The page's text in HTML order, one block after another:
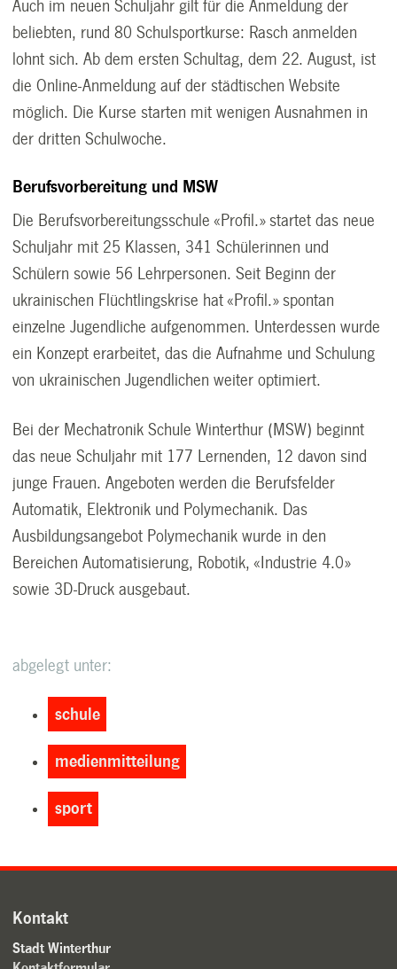
Auch im neuen Schuljahr gilt für die Anmeldung der
beliebten, rund 80 Schulsportkurse: Rasch anmelden
lohnt sich. Ab dem ersten Schultag, dem 22. August, ist
die Online-Anmeldung auf der städtischen Website
möglich. Die Kurse starten mit wenigen Ausnahmen in
der dritten Schulwoche.
Berufsvorbereitung und MSW
Die Berufsvorbereitungsschule «Profil.» startet das neue
Schuljahr mit 25 Klassen, 341 Schülerinnen und
Schülern sowie 56 Lehrpersonen. Seit Beginn der
ukrainischen Flüchtlingskrise hat «Profil.» spontan
einzelne Jugendliche aufgenommen. Unterdessen wurde
ein Konzept erarbeitet, das die Aufnahme und Schulung
von ukrainischen Jugendlichen weiter optimiert.
Bei der Mechatronik Schule Winterthur (MSW) beginnt
das neue Schuljahr mit 177 Lernenden, 12 davon sind
junge Frauen. Angeboten werden die Berufsfelder
Automatik, Elektronik und Polymechanik. Das
Ausbildungsangebot Polymechanik wurde in den
Bereichen Automatisierung, Robotik, «Industrie 4.0»
sowie 3D-Druck ausgebaut.
abgelegt unter:
schule
medienmitteilung
sport
Kontakt
Stadt Winterthur